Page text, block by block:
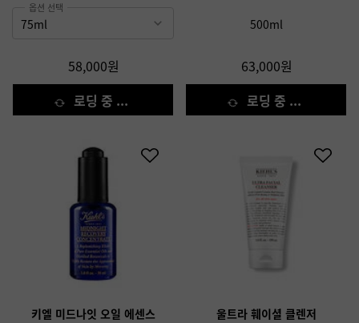
옵션 선택
58,000원
로딩 중 ...
500ml
63,000원
로딩 중 ...
키엘 미드나잇 오일 에센스 울트라 훼이셜 클렌저